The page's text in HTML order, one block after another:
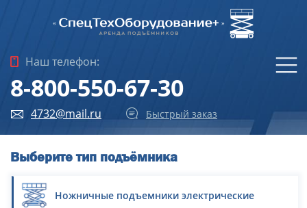
Наш телефон:
8-800-550-67-30
4732@mail.ru Быстрый заказ
Выберите тип подъёмника
Ножничные подъемники электрические